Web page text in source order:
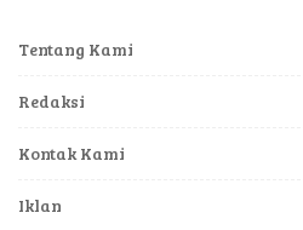
Tentang Kami
Redaksi
Kontak Kami
Iklan